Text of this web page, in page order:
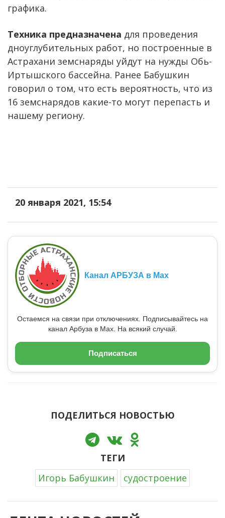
графика.
Техника предназначена для проведения
дноуглубительных работ, но построенные в
Астрахани земснаряды уйдут на нужды Обь-
Иртышского бассейна. Ранее Бабушкин
говорил о том, что есть вероятность, что из
16 земснарядов какие-то могут перепасть и
нашему региону.
20 января 2021, 15:54
Канал АРБУЗА в Max
Остаемся на связи при отключениях. Подписывайтесь на
канал Арбуза в Max. На всякий случай.
Подписаться
ПОДЕЛИТЬСЯ НОВОСТЬЮ
ТЕГИ
Игорь Бабушкин
судостроение